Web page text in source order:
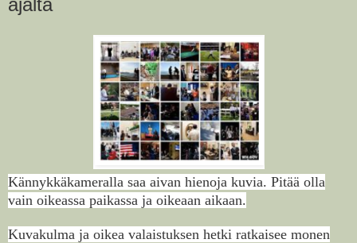
ajalta
Kännykkäkameralla saa aivan hienoja kuvia. Pitää olla
vain oikeassa paikassa ja oikeaan aikaan.
Kuvakulma ja oikea valaistuksen hetki ratkaisee monen